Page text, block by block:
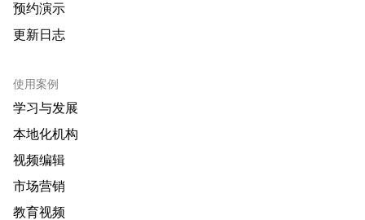
预约演示
更新日志
使用案例
学习与发展
本地化机构
视频编辑
市场营销
教育视频